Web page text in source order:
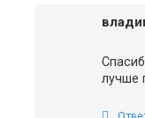
лучше